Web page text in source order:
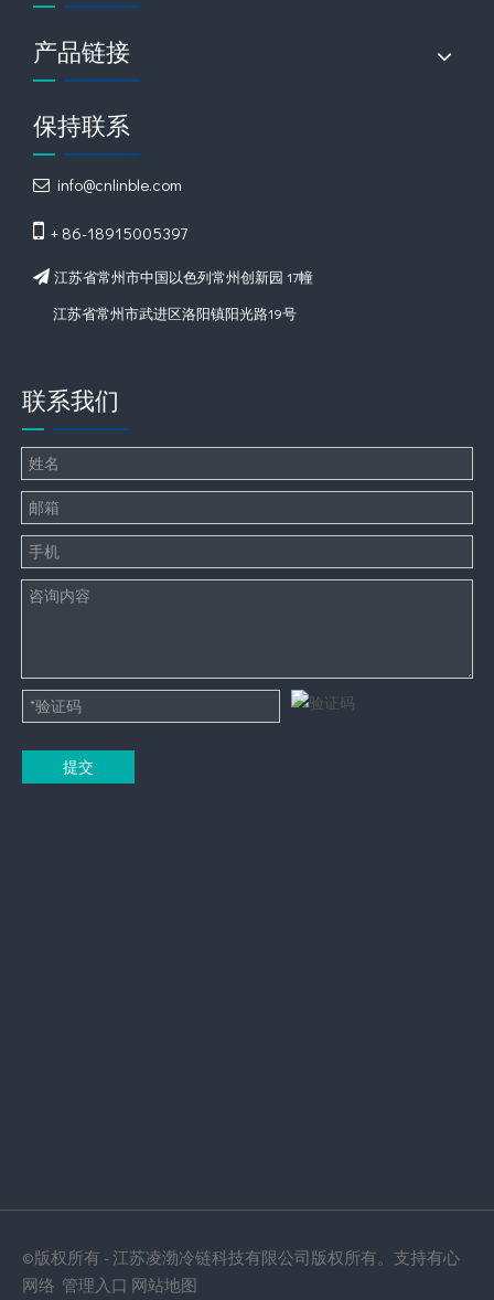
产品链接
保持联系
 info@cnlinble.com
 + 86-18915005397
 江苏省常州市中国以色列常州创新园 17幢
江苏省常州市武进区洛阳镇阳光路19号
联系我们
提交
©版权所有 - 江苏凌渤冷链科技有限公司版权所有。支持有心
网络 管理入口 网站地图